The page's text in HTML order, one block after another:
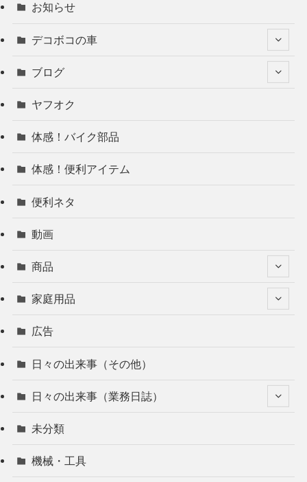
お知らせ
デコボコの車
ブログ
ヤフオク
体感！バイク部品
体感！便利アイテム
便利ネタ
動画
商品
家庭用品
広告
日々の出来事（その他）
日々の出来事（業務日誌）
未分類
機械・工具